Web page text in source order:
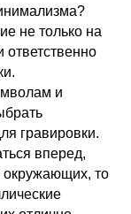
не только на
и
гравировки.
вперед,
окружающих, то